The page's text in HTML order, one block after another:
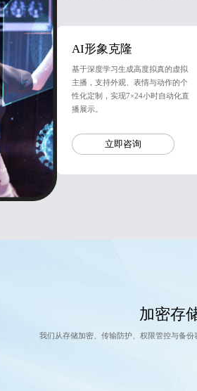
AI形象克隆
基于深度学习生成高度拟真的虚拟
主播，支持外观、表情与动作的个
性化定制，实现7×24小时自动化直
播展示。
立即咨询
加密存
我们从存储加密、传输防护、权限管控与备